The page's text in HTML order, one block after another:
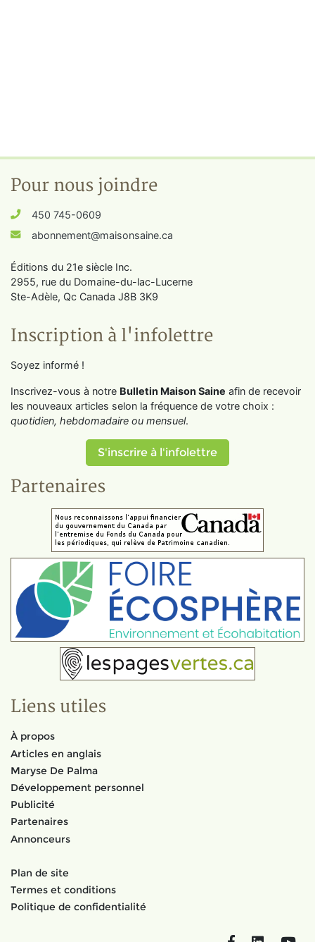
Pour nous joindre
450 745-0609
abonnement@maisonsaine.ca
Éditions du 21e siècle Inc.
2955, rue du Domaine-du-lac-Lucerne
Ste-Adèle, Qc Canada J8B 3K9
Inscription à l'infolettre
Soyez informé !
Inscrivez-vous à notre Bulletin Maison Saine afin de recevoir
les nouveaux articles selon la fréquence de votre choix :
quotidien, hebdomadaire ou mensuel.
S'inscrire à l'infolettre
Partenaires
Liens utiles
À propos
Articles en anglais
Maryse De Palma
Développement personnel
Publicité
Partenaires
Annonceurs
Plan de site
Termes et conditions
Politique de confidentialité